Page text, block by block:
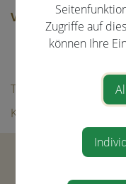
Veranstaltungen
Aktuelle
Tourismus
Kultur & Freizeit
Gemeinde
Zugriffe auf
können Ihre